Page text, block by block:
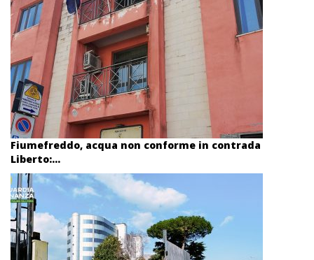
Fiumefreddo, acqua non conforme in contrada
Liberto:...